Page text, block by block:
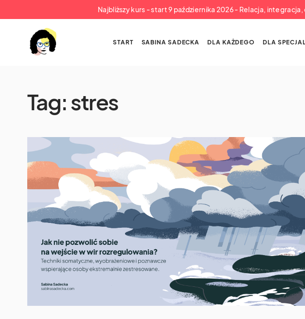
Najbliższy kurs - start 9 października 2026 - Relacja,
START SABINA SADECKA DLA KAŻDEGO DLA
Tag:stres